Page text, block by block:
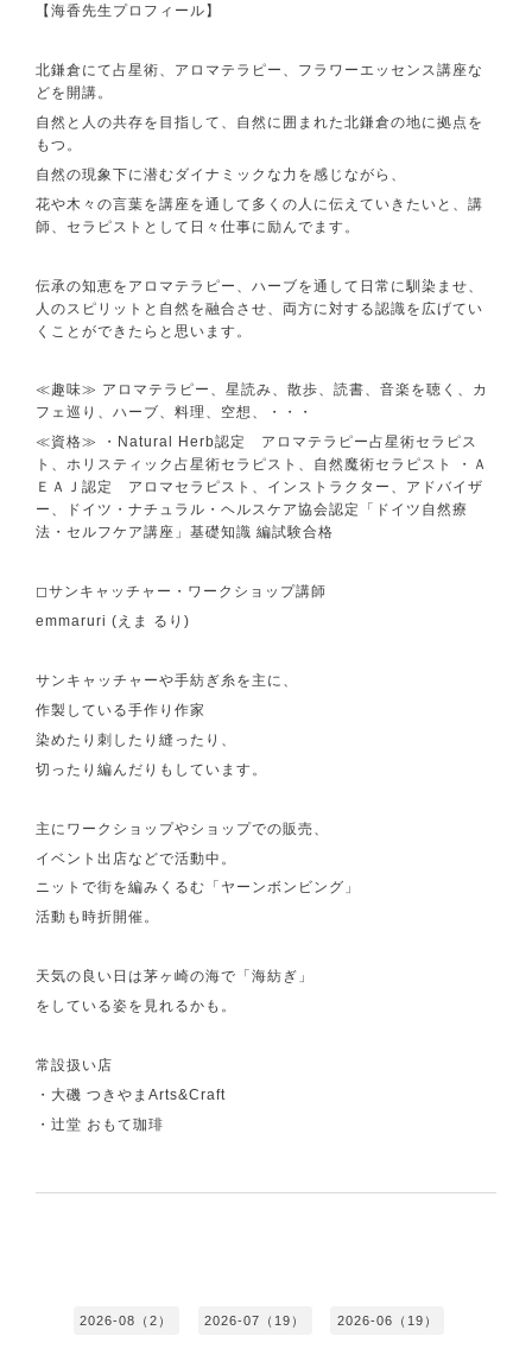
【海香先生プロフィール】
北鎌倉にて占星術、アロマテラピー、フラワーエッセンス講座な
どを開講。
自然と人の共存を目指して、自然に囲まれた北鎌倉の地に拠点を
もつ。
自然の現象下に潜むダイナミックな力を感じながら、
花や木々の言葉を講座を通して多くの人に伝えていきたいと、講
師、セラピストとして日々仕事に励んでます。
伝承の知恵をアロマテラピー、ハーブを通して日常に馴染ませ、
人のスピリットと自然を融合させ、両方に対する認識を広げてい
くことができたらと思います。
≪趣味≫ アロマテラピー、星読み、散歩、読書、音楽を聴く、カ
フェ巡り、ハーブ、料理、空想、・・・
≪資格≫ ・Natural Herb認定 アロマテラピー占星術セラピス
ト、ホリスティック占星術セラピスト、自然魔術セラピスト ・Ａ
ＥＡＪ認定 アロマセラピスト、インストラクター、アドバイザ
ー、ドイツ・ナチュラル・ヘルスケア協会認定「ドイツ自然療
法・セルフケア講座」基礎知識 編試験合格
◻︎サンキャッチャー・ワークショップ講師
emmaruri (えま るり)
サンキャッチャーや手紡ぎ糸を主に、
作製している手作り作家
染めたり刺したり縫ったり、
切ったり編んだりもしています。
主にワークショップやショップでの販売、
イベント出店などで活動中。
ニットで街を編みくるむ「ヤーンボンビング」
活動も時折開催。
天気の良い日は茅ヶ崎の海で「海紡ぎ」
をしている姿を見れるかも。
常設扱い店
・大磯 つきやまArts&Craft
・辻堂 おもて珈琲
2026-08（2） 2026-07（19） 2026-06（19）